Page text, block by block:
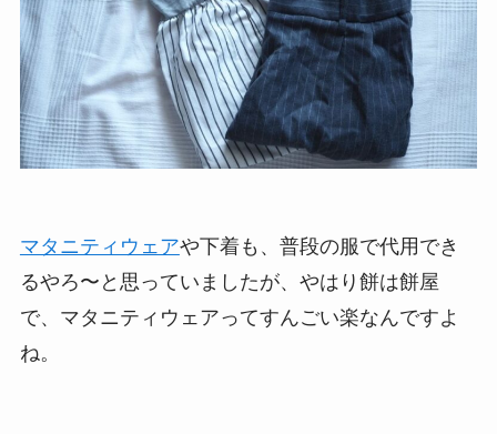
関連
妊娠線予防クリームおすすめランキング！最
強なのはコレ！
マタニティの下着とウェア